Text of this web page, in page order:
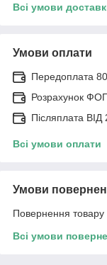
Всі умови
Умови оплати
Передоплата
Розрахунок
Післяплата
Всі умови оплати
Умови
Повернення товару
Всі умови